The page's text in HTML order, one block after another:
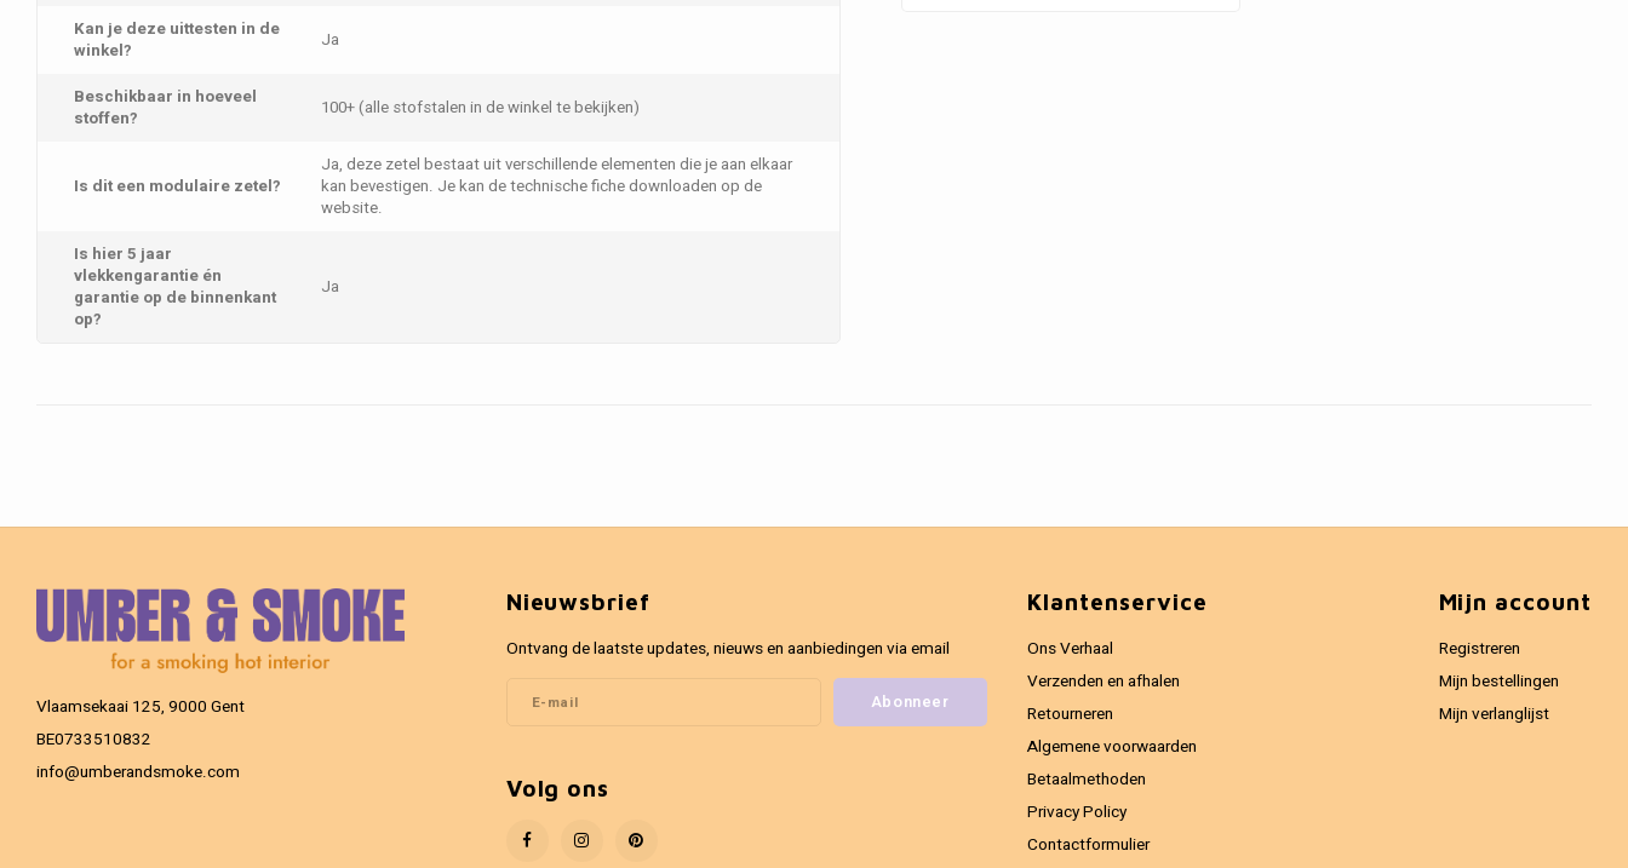
Kan je deze uittesten in de
winkel?
Ja
Beschikbaar in hoeveel
stoffen?
100+ (alle stofstalen in de winkel te bekijken)
Is dit een modulaire zetel?
Ja, deze zetel bestaat uit verschillende elementen die je aan elkaar
kan bevestigen. Je kan de technische fiche downloaden op de
website.
Is hier 5 jaar
vlekkengarantie én
garantie op de binnenkant
op?
Ja
Vlaamsekaai 125, 9000 Gent
BE0733510832
info@umberandsmoke.com
Nieuwsbrief
Ontvang de laatste updates, nieuws en aanbiedingen via email
Abonneer
Volg ons
Klantenservice
Ons Verhaal
Verzenden en afhalen
Retourneren
Algemene voorwaarden
Betaalmethoden
Privacy Policy
Contactformulier
Mijn account
Registreren
Mijn bestellingen
Mijn verlanglijst